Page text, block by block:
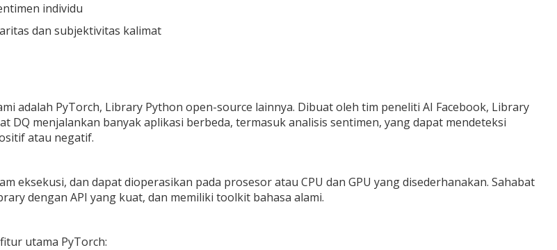
individu
dan subjektivitas kalimat
adalah PyTorch, Library Python open-source lainnya. Dibuat oleh tim peneliti AI Facebook, Library
DQ menjalankan banyak aplikasi berbeda, termasuk analisis sentimen, yang dapat mendeteksi
atau negatif.
eksekusi, dan dapat dioperasikan pada prosesor atau CPU dan GPU yang disederhanakan. Sahabat
dengan API yang kuat, dan memiliki toolkit bahasa alami.
utama PyTorch: